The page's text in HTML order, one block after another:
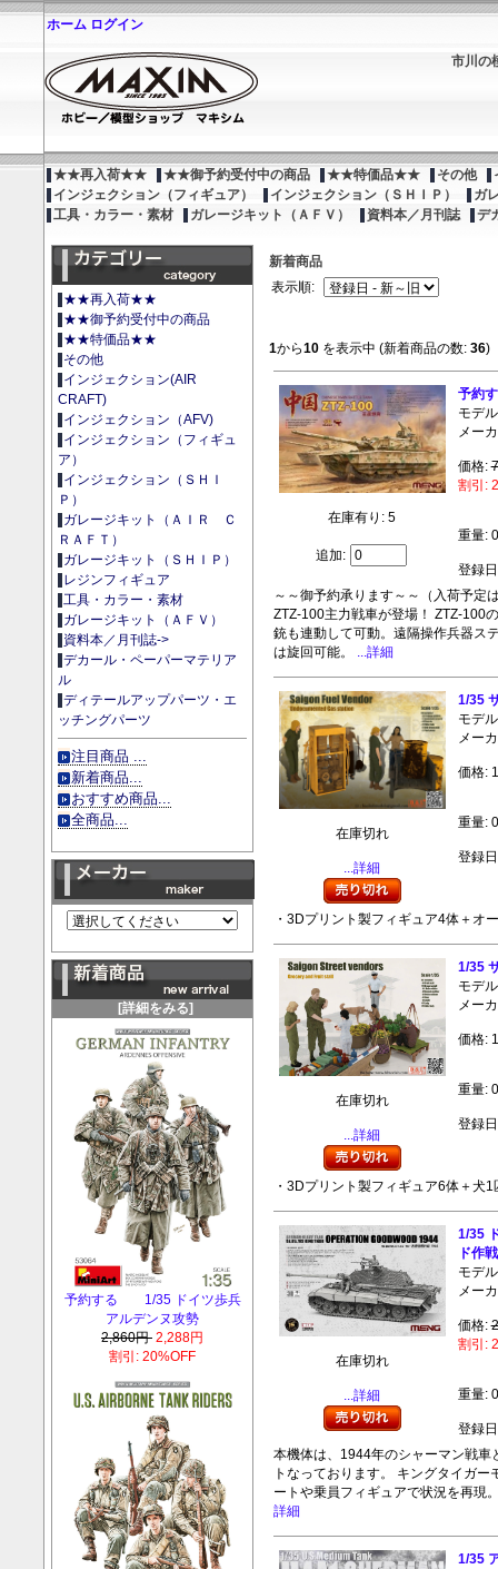
ホーム ログイン
市川の
★★再入荷★★ ★★御予約受付中の商品 ★★特価品★★ その他
インジェクション（フィギュア）
インジェクション（ＳＨＩＰ）
ガ
工具・カラー・素材
ガレージキット（ＡＦＶ） 資料本／月刊誌 デ
★★再入荷★★
★★御予約受付中の商品
★★特価品★★
その他
インジェクション(AIR
CRAFT)
インジェクション（AFV)
インジェクション（フィギュ
ア）
インジェクション（ＳＨＩ
Ｐ）
ガレージキット（ＡＩＲ Ｃ
ＲＡＦＴ）
ガレージキット（ＳＨＩＰ）
レジンフィギュア
工具・カラー・素材
ガレージキット（ＡＦＶ）
資料本／月刊誌->
デカール・ペーパーマテリア
ル
ディテールアップパーツ・エ
ッチングパーツ
注目商品 ...
新着商品...
おすすめ商品...
全商品...
[詳細をみる]
予約する 1/35 ドイツ歩兵
アルデンヌ攻勢
2,860円 2,288円
割引: 20%OFF
新着商品
表示順:
1から10を表示中 (新着商品の数: 36)
在庫有り: 5
追加:
予約
モデ
メー
価格:
割引:
重量:
登録
～～御予約承ります～～（入荷予定
ZTZ-100主力戦車が登場！ ZTZ-100
銃も連動して可動。遠隔操作兵器ス
は旋回可能。
...詳細
在庫切れ
...詳細
1/35
モデ
メー
価格:
重量:
登録
・3Dプリント製フィギュア4体＋オ
在庫切れ
...詳細
1/35
モデ
メー
価格:
重量:
登録
・3Dプリント製フィギュア6体＋犬
在庫切れ
...詳細
1/35
ド作
モデ
メー
価格:
割引:
重量:
登録
本機体は、1944年のシャーマン戦
トなっております。 キングタイガ
ートや乗員フィギュアで状況を再現
詳細
1/35